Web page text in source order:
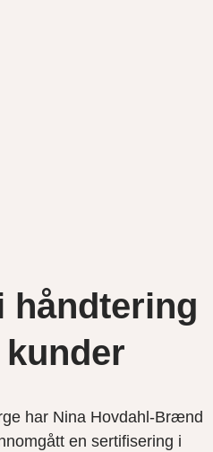
håndtering
har Nina Hovdahl-Brænd
en sertifisering i